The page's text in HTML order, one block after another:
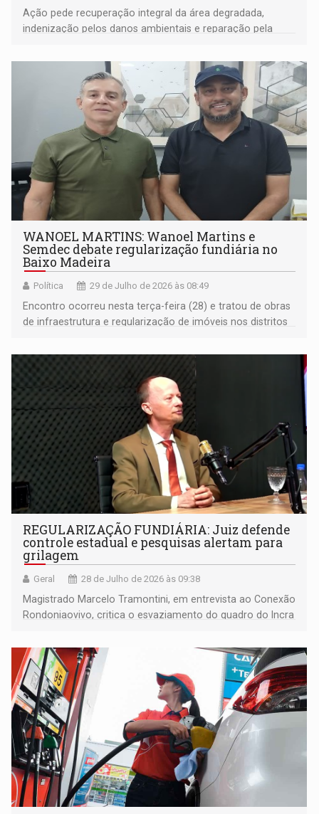
Ação pede recuperação integral da área degradada,
indenização pelos danos ambientais e reparação pela
WANOEL MARTINS: Wanoel Martins e
Semdec debate regularização fundiária no
Baixo Madeira
Política 29 de Julho de 2026 às 08:49
Encontro ocorreu nesta terça-feira (28) e tratou de obras
de infraestrutura e regularização de imóveis nos distritos
REGULARIZAÇÃO FUNDIÁRIA: Juiz defende
controle estadual e pesquisas alertam para
grilagem
Geral 28 de Julho de 2026 às 09:38
Magistrado Marcelo Tramontini, em entrevista ao Conexão
Rondoniaovivo, critica o esvaziamento do quadro do Incra